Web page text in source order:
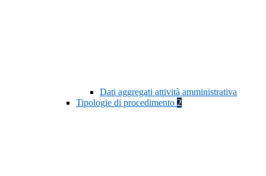
Dati aggregati attività amministrativa
Tipologie di procedimento 2